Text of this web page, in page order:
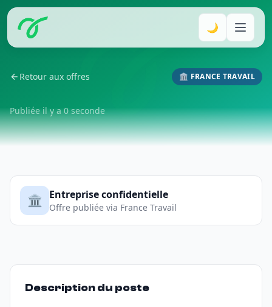
🌙
Retour aux offres 🏛️ FRANCE TRAVAIL
Publiée il y a 0 seconde
🏛️ Entreprise confidentielle
Offre publiée via France Travail
Description du poste